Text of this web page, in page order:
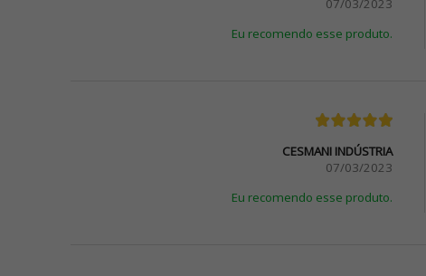
07/03/2023
Eu recomendo esse produto.
CESMANI INDÚSTRIA
07/03/2023
Eu recomendo esse produto.